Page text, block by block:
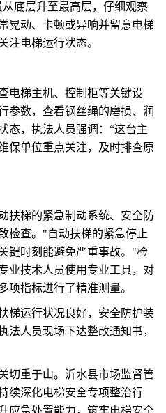
底层升至最高层，仔细观察
晃动、卡顿或异响并留意电梯
注电梯运行状态。
梯主机、控制柜等关键设
参数，查看钢丝绳的磨损、润
态，执法人员强调：“这台主
保单位重点关注，及时排查原
梯的紧急制动系统、安全防
检查。"自动扶梯的紧急停止
键时刻能避免严重事故。"检
业技术人员使用专业工具，对
项指标进行了精准测量。
运行状况良好，安全防护装
法人员现场下达整改通知书，
重于山。沂水县市场监督管
续深化电梯安全专项整治行